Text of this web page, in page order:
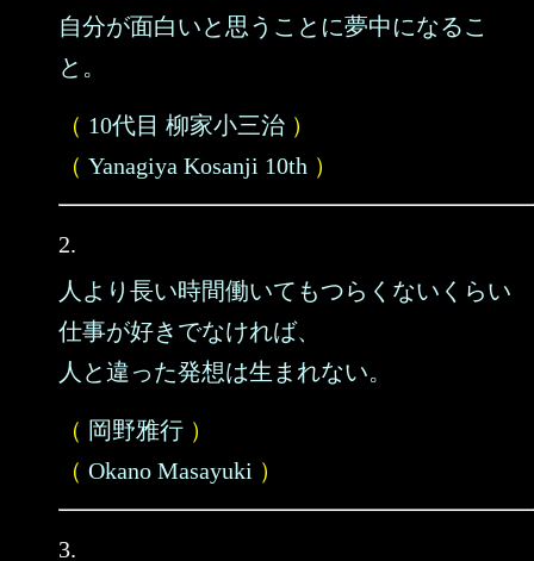
自分が面白いと思うことに夢中になるこ
と。
（ 10代目 柳家小三治 ）
（ Yanagiya Kosanji 10th ）
2.
人より長い時間働いてもつらくないくらい
仕事が好きでなければ、
人と違った発想は生まれない。
（ 岡野雅行 ）
（ Okano Masayuki ）
3.